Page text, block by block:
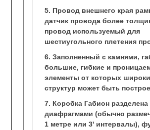
5. Провод внешнего края
датчик провода более
провод используемый для
шестиугольного плетения
6. Заполненный с камнями,
большие, гибкие и
элементы от которых
структур может быть
7. Коробка Габион разделена
диафрагмами (обычно
1 метре или 3' интервалы),